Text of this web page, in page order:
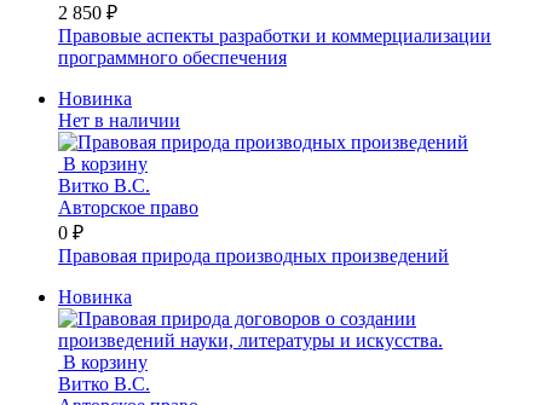
2 850 ₽
Правовые аспекты разработки и коммерциализации
программного обеспечения
Новинка
Нет в наличии
В корзину
Витко В.С.
Авторское право
0 ₽
Правовая природа производных произведений
Новинка
В корзину
Витко В.С.